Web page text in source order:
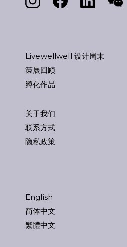
Livewellwell 设计周末
策展回顾
孵化作品
关于我们
联系方式
隐私政策
English
简体中文
繁體中文